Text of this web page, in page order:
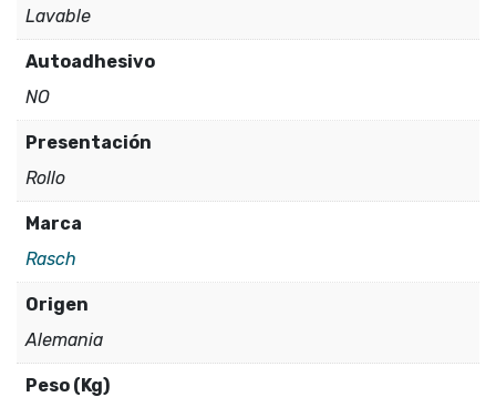
Lavable
Autoadhesivo
NO
Presentación
Rollo
Marca
Rasch
Origen
Alemania
Peso (Kg)